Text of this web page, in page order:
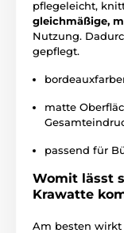
pflegeleicht,
gleichmäßige,
Nutzung.
gepflegt.
matte
passend für
Womit lässt
Krawatte
Am besten